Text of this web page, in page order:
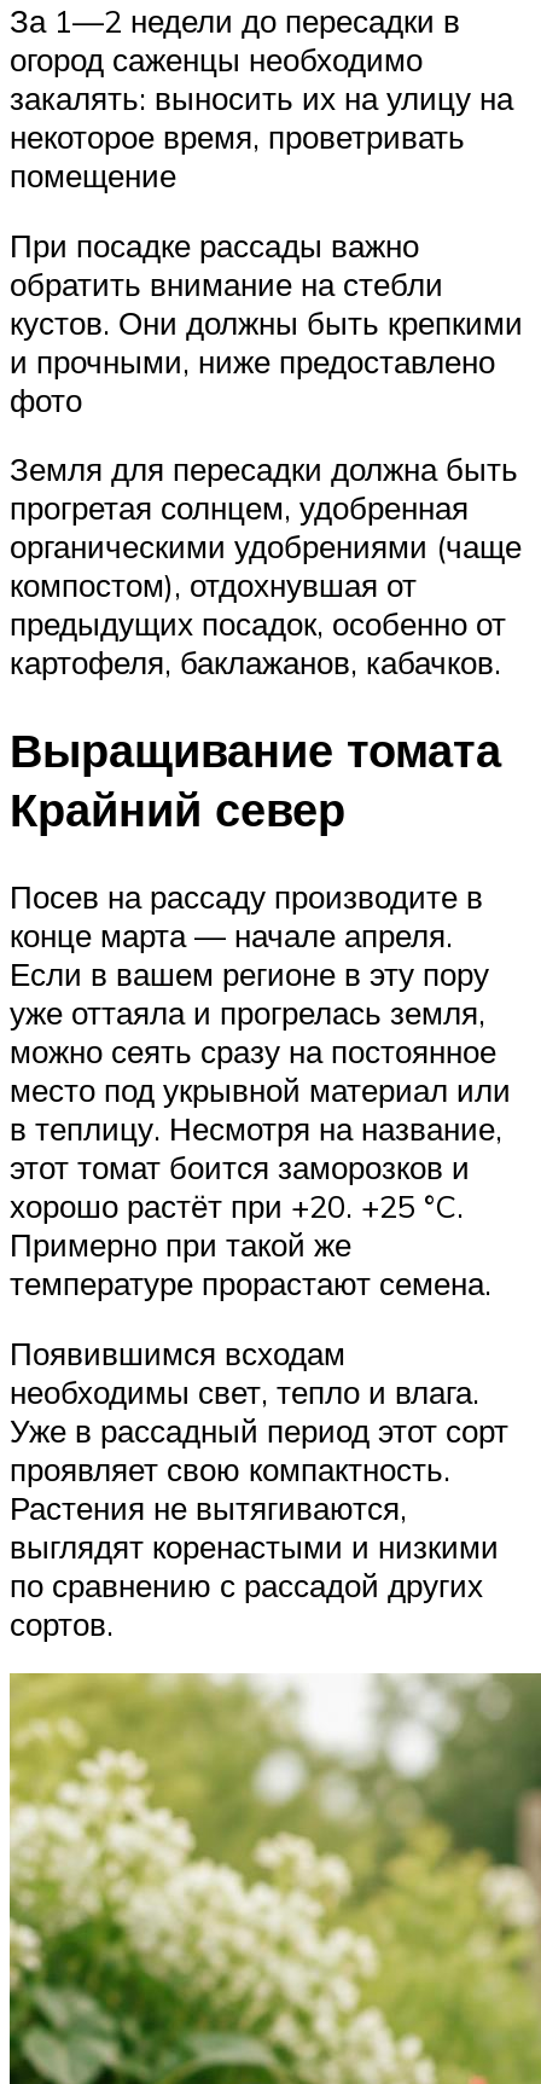
За 1—2 недели до пересадки в
огород саженцы необходимо
закалять: выносить их на улицу на
некоторое время, проветривать
помещение
При посадке рассады важно
обратить внимание на стебли
кустов. Они должны быть крепкими
и прочными, ниже предоставлено
фото
Земля для пересадки должна быть
прогретая солнцем, удобренная
органическими удобрениями (чаще
компостом), отдохнувшая от
предыдущих посадок, особенно от
картофеля, баклажанов, кабачков.
Выращивание томата
Крайний север
Посев на рассаду производите в
конце марта — начале апреля.
Если в вашем регионе в эту пору
уже оттаяла и прогрелась земля,
можно сеять сразу на постоянное
место под укрывной материал или
в теплицу. Несмотря на название,
этот томат боится заморозков и
хорошо растёт при +20. +25 °C.
Примерно при такой же
температуре прорастают семена.
Появившимся всходам
необходимы свет, тепло и влага.
Уже в рассадный период этот сорт
проявляет свою компактность.
Растения не вытягиваются,
выглядят коренастыми и низкими
по сравнению с рассадой других
сортов.